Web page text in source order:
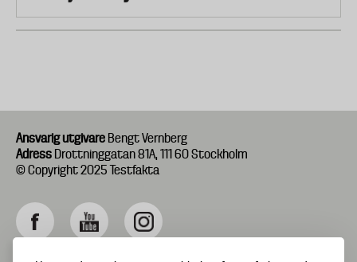
Ansvarig utgivare Bengt Vernberg
Adress Drottninggatan 81A, 111 60 Stockholm
© Copyright 2025 Testfakta